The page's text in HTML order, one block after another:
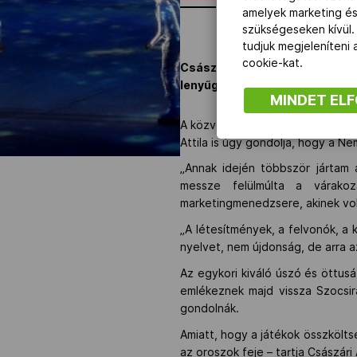
Császári Attila számos
lenyűgözte.
A közvélemény egy része
Attila is úgy gondolja, hogy a
„Annak idején többször
messze felülmúlta a
marketingmenedzsere, akinek
„A létesítmények, a felvonók, a
nyelvet, nem újdonság, de arra
Az egykori kiváló úszó és
emlékeznek majd vissza
gondolnák.
Amiatt, hogy a játékok
az oroszok feje – tartja
amelyek marketing
szükségeseken
tudjuk megjeleníteni
cookie-kat.
MINDET